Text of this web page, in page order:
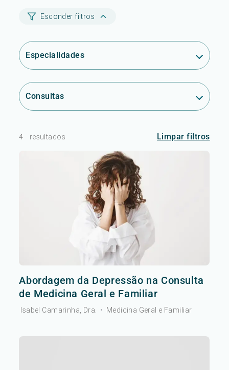
Esconder filtros
Especialidades
Consultas
4 resultados Limpar filtros
Abordagem da Depressão na Consulta
de Medicina Geral e Familiar
Isabel Camarinha, Dra. • Medicina Geral e Familiar